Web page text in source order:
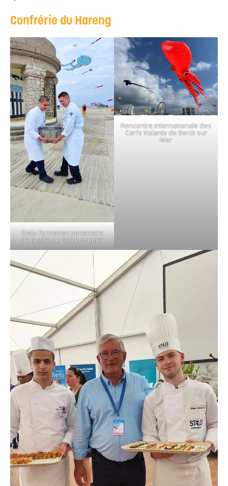
Confrérie du Hareng
Stelo formation partenaire
de la ville de Berck sur mer
Rencontre internationale des
Cerfs Volants de Berck sur
Mer